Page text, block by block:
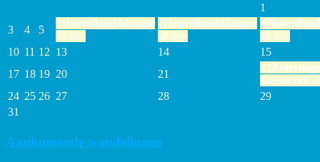
1
3
4 5
6Heuvelland4daagse
all day
7Heuvelland4daagse
all day
8
all day
10 11 12 13 14
15
17 18 19 20 21
22
Geijsteren
24 25 26 27 28
29
31
Aankomende wandelingen